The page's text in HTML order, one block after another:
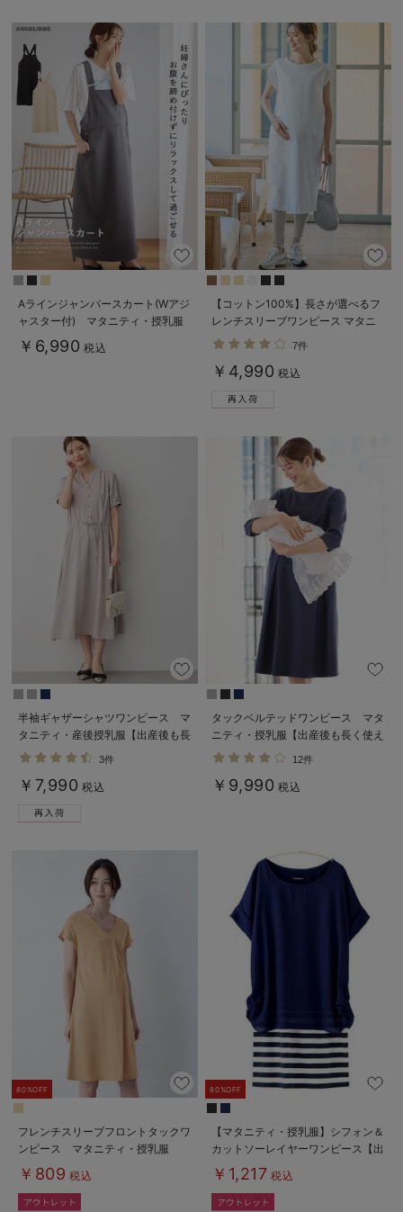
Aラインジャンパースカート(Wアジ
ャスター付) マタニティ・授乳服
【出産後も長く着られる】
￥6,990 税込
【コットン100%】長さが選べるフ
レンチスリーブワンピース マタニ
ティ・産後授乳服【出産後も長く使
7件
￥4,990 税込
半袖ギャザーシャツワンピース マ
タニティ・産後授乳服【出産後も長
く使える】
3件
￥7,990 税込
タックベルテッドワンピース マタ
ニティ・授乳服【出産後も長く使え
る】
12件
￥9,990 税込
80%OFF
フレンチスリーブフロントタックワ
ンピース マタニティ・授乳服
￥809 税込
80%OFF
【マタニティ・授乳服】シフォン＆
カットソーレイヤーワンピース【出
産後も長く使える】
￥1,217 税込